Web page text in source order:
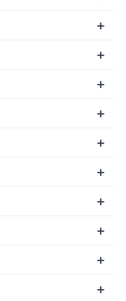
+
+
+
+
+
+
+
+
+
+